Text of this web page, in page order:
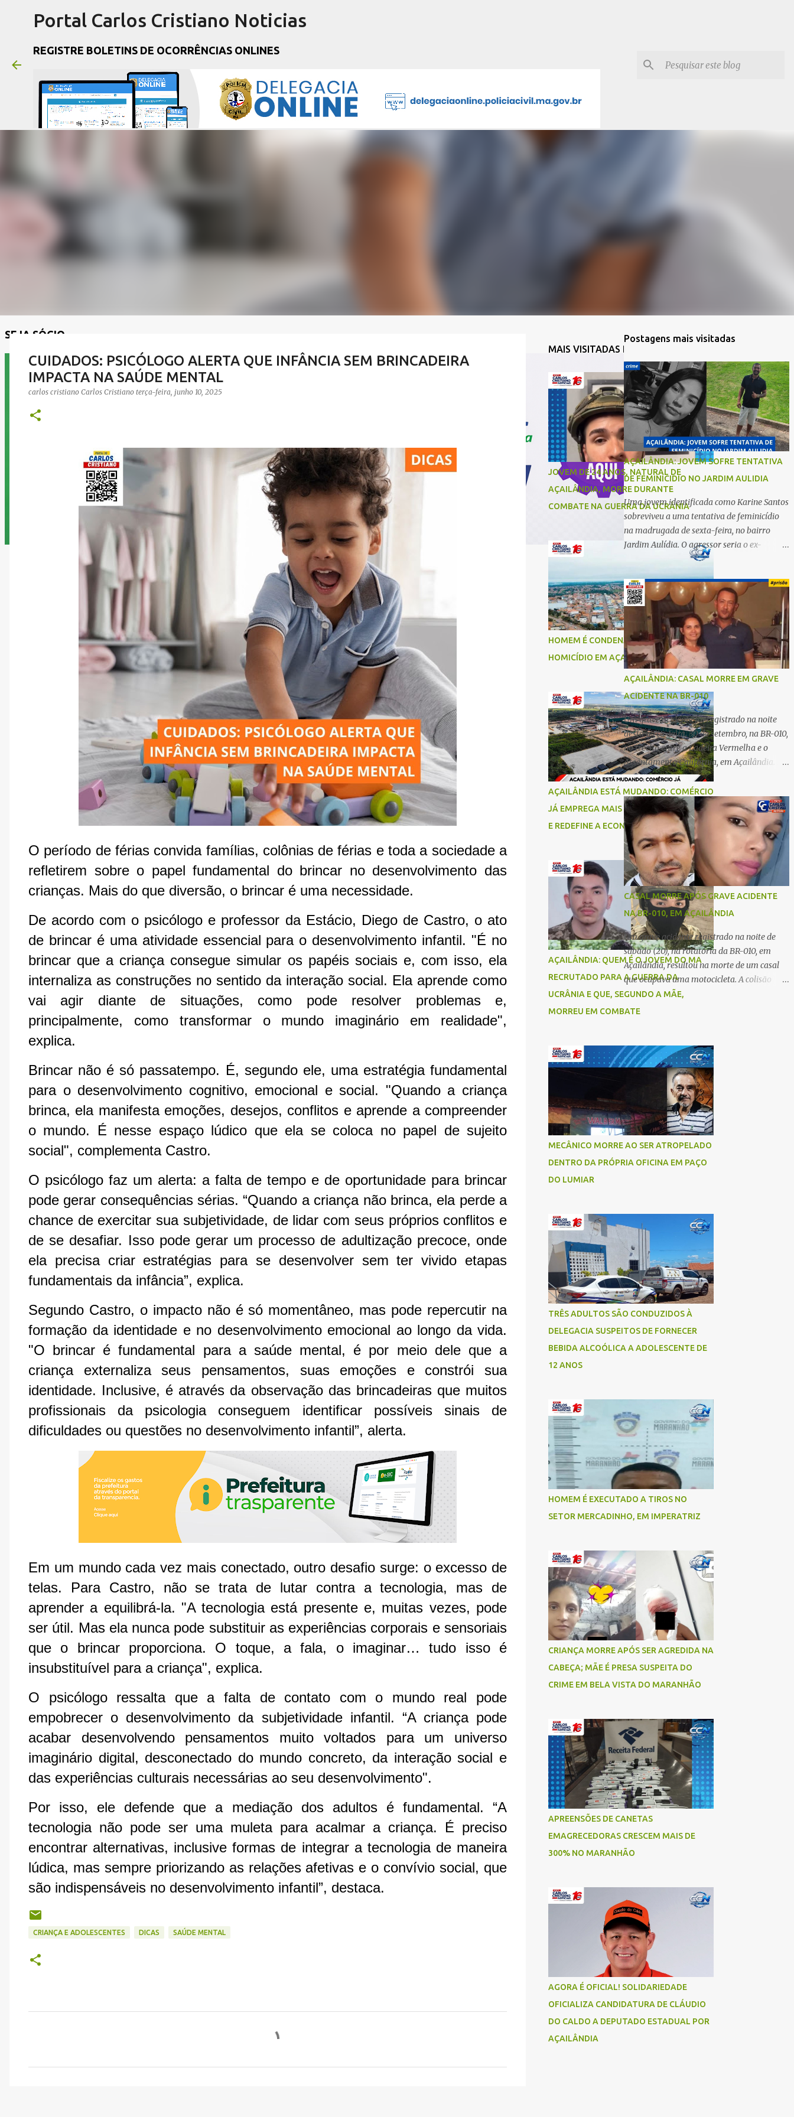
Portal Carlos Cristiano Noticias
REGISTRE BOLETINS DE OCORRÊNCIAS ONLINES
SEJA SÓCIO
CUIDADOS: PSICÓLOGO ALERTA QUE INFÂNCIA SEM BRINCADEIRA
IMPACTA NA SAÚDE MENTAL
carlos cristiano Carlos Cristiano terça-feira, junho 10, 2025
O período de férias convida famílias, colônias de férias e toda a sociedade a
refletirem sobre o papel fundamental do brincar no desenvolvimento das
crianças. Mais do que diversão, o brincar é uma necessidade.
De acordo com o psicólogo e professor da Estácio, Diego de Castro, o ato
de brincar é uma atividade essencial para o desenvolvimento infantil. "É no
brincar que a criança consegue simular os papéis sociais e, com isso, ela
internaliza as construções no sentido da interação social. Ela aprende como
vai agir diante de situações, como pode resolver problemas e,
principalmente, como transformar o mundo imaginário em realidade",
explica.
Brincar não é só passatempo. É, segundo ele, uma estratégia fundamental
para o desenvolvimento cognitivo, emocional e social. "Quando a criança
brinca, ela manifesta emoções, desejos, conflitos e aprende a compreender
o mundo. É nesse espaço lúdico que ela se coloca no papel de sujeito
social", complementa Castro.
O psicólogo faz um alerta: a falta de tempo e de oportunidade para brincar
pode gerar consequências sérias. “Quando a criança não brinca, ela perde a
chance de exercitar sua subjetividade, de lidar com seus próprios conflitos e
de se desafiar. Isso pode gerar um processo de adultização precoce, onde
ela precisa criar estratégias para se desenvolver sem ter vivido etapas
fundamentais da infância”, explica.
Segundo Castro, o impacto não é só momentâneo, mas pode repercutir na
formação da identidade e no desenvolvimento emocional ao longo da vida.
"O brincar é fundamental para a saúde mental, é por meio dele que a
criança externaliza seus pensamentos, suas emoções e constrói sua
identidade. Inclusive, é através da observação das brincadeiras que muitos
profissionais da psicologia conseguem identificar possíveis sinais de
dificuldades ou questões no desenvolvimento infantil”, alerta.
Em um mundo cada vez mais conectado, outro desafio surge: o excesso de
telas. Para Castro, não se trata de lutar contra a tecnologia, mas de
aprender a equilibrá-la. "A tecnologia está presente e, muitas vezes, pode
ser útil. Mas ela nunca pode substituir as experiências corporais e sensoriais
que o brincar proporciona. O toque, a fala, o imaginar… tudo isso é
insubstituível para a criança", explica.
O psicólogo ressalta que a falta de contato com o mundo real pode
empobrecer o desenvolvimento da subjetividade infantil. “A criança pode
acabar desenvolvendo pensamentos muito voltados para um universo
imaginário digital, desconectado do mundo concreto, da interação social e
das experiências culturais necessárias ao seu desenvolvimento".
Por isso, ele defende que a mediação dos adultos é fundamental. “A
tecnologia não pode ser uma muleta para acalmar a criança. É preciso
encontrar alternativas, inclusive formas de integrar a tecnologia de maneira
lúdica, mas sempre priorizando as relações afetivas e o convívio social, que
são indispensáveis no desenvolvimento infantil”, destaca.
CRIANÇA E ADOLESCENTES DICAS SAÚDE MENTAL
MAIS VISITADAS DA SEMANA
JOVEM DE 24 ANOS, NATURAL DE
AÇAILÂNDIA, MORRE DURANTE
COMBATE NA GUERRA DA UCRÂNIA
HOMEM É CONDENADO A 18 ANOS POR
HOMICÍDIO EM AÇAILÂNDIA
AÇAILÂNDIA ESTÁ MUDANDO: COMÉRCIO
JÁ EMPREGA MAIS DO QUE A INDÚSTRIA
E REDEFINE A ECONOMIA DO MUNICÍPIO
AÇAILÂNDIA: QUEM É O JOVEM DO MA
RECRUTADO PARA A GUERRA DA
UCRÂNIA E QUE, SEGUNDO A MÃE,
MORREU EM COMBATE
MECÂNICO MORRE AO SER ATROPELADO
DENTRO DA PRÓPRIA OFICINA EM PAÇO
DO LUMIAR
TRÊS ADULTOS SÃO CONDUZIDOS À
DELEGACIA SUSPEITOS DE FORNECER
BEBIDA ALCOÓLICA A ADOLESCENTE DE
12 ANOS
HOMEM É EXECUTADO A TIROS NO
SETOR MERCADINHO, EM IMPERATRIZ
CRIANÇA MORRE APÓS SER AGREDIDA NA
CABEÇA; MÃE É PRESA SUSPEITA DO
CRIME EM BELA VISTA DO MARANHÃO
APREENSÕES DE CANETAS
EMAGRECEDORAS CRESCEM MAIS DE
300% NO MARANHÃO
AGORA É OFICIAL! SOLIDARIEDADE
OFICIALIZA CANDIDATURA DE CLÁUDIO
DO CALDO A DEPUTADO ESTADUAL POR
AÇAILÂNDIA
Postagens mais visitadas
AÇAILÂNDIA: JOVEM SOFRE TENTATIVA
DE FEMINICIDIO NO JARDIM AULIDIA
Uma jovem identificada como Karine Santos
sobreviveu a uma tentativa de feminicídio
na madrugada de sexta-feira, no bairro
Jardim Aulídia. O agressor seria o ex-
companheiro, com quem manteve um
relacionamento de quase três anos e com
quem tem uma filha. Segundo Karine,
durante todo o dia anterior, o suspeito
enviou mensagens insistindo para reatar o
relacionamento, mas ela deixou claro que
não queria. Naquela noite, a vítima recebeu
o convite de um amigo para ir a uma festa.
Ao chegar ao local, percebeu que o ex
também estava presente, mas permaneceu
tranquila durante todo o evento. O ataque
aconteceu quando Karine retornava para
casa, por volta das 5h40 da manhã.
“Quando cheguei, ele estava escondido.
Assim que me viu, entrou no carro e
começou a me atacar com uma faca,
atingindo também o rapaz que estava
comigo”, relatou. Após a agressão, Karine
recebeu atendimento médico e passa bem,
estando fora de perigo. A jovem também
registrou boletim de ocorrência contra o ex-
companheiro. Mesm...
AÇAILÂNDIA: CASAL MORRE EM GRAVE
ACIDENTE NA BR-010
Um grave acidente foi registrado na noite
desta terça-feira, 30 de setembro, na BR-010,
no trecho entre a Ladeira Vermelha e o
Assentamento Califórnia, em Açailândia. De
acordo com informações apuradas, as
vítimas eram um casal residente em
Imperatriz. Eles haviam vindo até o bairro
Plano da Serra, em Açailândia, para visitar
familiares e estavam a caminho de casa
quando ocorreu a tragédia. O acidente
envolveu uma motocicleta e um caminhão
caçamba. Com o impacto da colisão, o casal
não resistiu aos ferimentos e veio a óbito
ainda no local. As vítimas foram
identificadas como Carmem Rejane e
Ronaldo de Jesus. Equipes de socorro foram
acionadas, mas nada puderam fazer além
de constatar os óbitos. A Polícia Rodoviária
Federal (PRF) esteve no local para controlar
o tráfego e coletar informações que devem
CASAL MORRE APÓS GRAVE ACIDENTE
NA BR-010, EM AÇAILÂNDIA
Um grave acidente registrado na noite de
sábado (20), na rotatória da BR-010, em
Açailândia, resultou na morte de um casal
que ocupava uma motocicleta. A colisão
envolveu uma moto e um carro. De acordo
com as primeiras informações, o condutor
A passageira da moto chegou a ser
socorrida com vida e encaminhada para
atendimento médico, mas infelizmente não
resistiu aos ferimentos e veio a óbito. Uma
das vítimas foi identificada como Gleiciane,
moradora do bairro Jacu. Até o momento, o
condutor da motocicleta foi identificado
como Julimar Lucena, iria fazer 37 anos no
próximo dia 28 de junho. De acordo com
discussão, o condutor da motocicleta teria
invadido a contramão e colidido
frontalmente com um carro. As
circunstâncias do acidente deverão ser
apuradas pelas autoridades competentes. ...